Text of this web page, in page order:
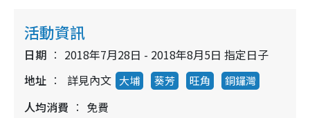
活動資訊
日期
2018年7月28日 - 2018年8月5日 指定日子
地址
詳見內文 大埔 葵芳 旺角 銅鑼灣
人均消費 免費